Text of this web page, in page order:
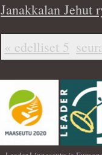
Janakkalan Jehut
« edelliset 5